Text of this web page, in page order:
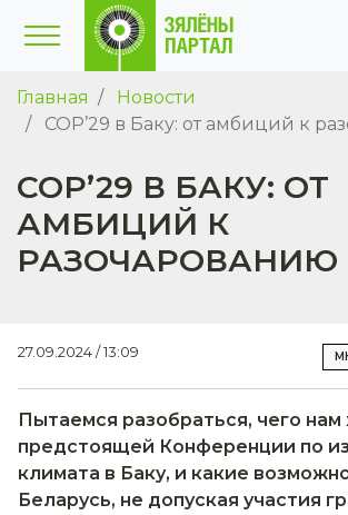
Главная
Новости
COP’29 в Баку: от амбиций к
COP’29 В БАКУ: ОТ
АМБИЦИЙ К
РАЗОЧАРОВАНИЮ
27.09.2024 / 13:09
Пытаемся разобраться, чего нам
предстоящей Конференции по
климата в Баку, и какие
Беларусь, не допуская участия